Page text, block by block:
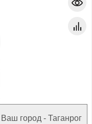
Ваш город - Таганрог